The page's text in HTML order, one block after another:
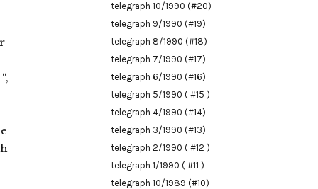
telegraph 10/1990 (#20)
telegraph 9/1990 (#19)
telegraph 8/1990 (#18)
telegraph 7/1990 (#17)
telegraph 6/1990 (#16)
telegraph 5/1990 ( #15 )
telegraph 4/1990 (#14)
telegraph 3/1990 (#13)
telegraph 2/1990 ( #12 )
telegraph 1/1990 ( #11 )
telegraph 10/1989 (#10)